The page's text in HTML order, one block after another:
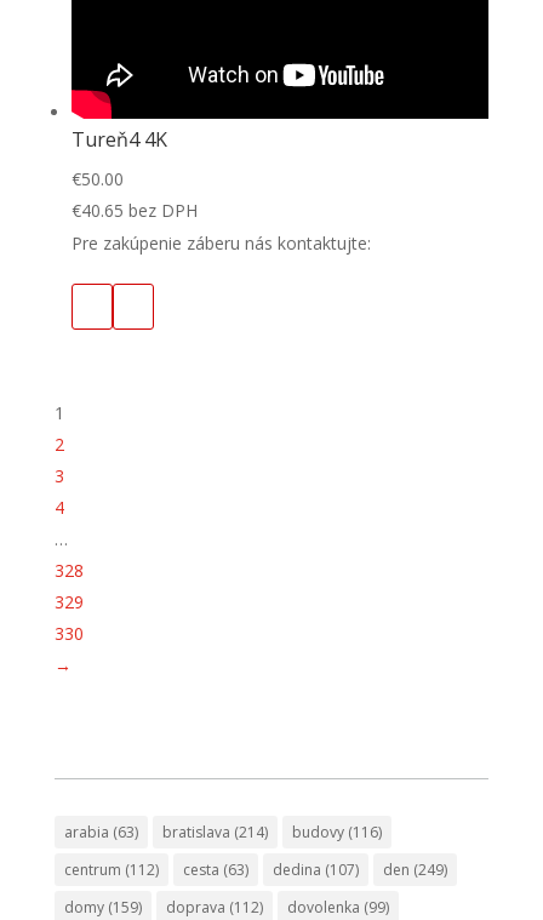
Tureň4 4K
€50.00
€40.65 bez DPH
Pre zakúpenie záberu nás kontaktujte:
1
2
3
4
…
328
329
330
→
arabia (63) bratislava (214) budovy(116)
centrum (112) cesta (63) dedina (107) den (249)
domy(159) doprava (112) dovolenka (99)